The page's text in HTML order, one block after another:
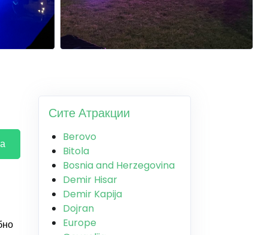
Сите Атракции
Berovo
Bitola
Bosnia and Herzegovina
Demir Hisar
Demir Kapija
Dojran
Europe